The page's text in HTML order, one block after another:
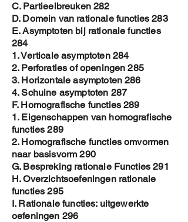
C. Partieelbreuken 282
D. Domein van rationale functies 283
E. Asymptoten bij rationale functies
284
1. Verticale asymptoten 284
2. Perforaties of openingen 285
3. Horizontale asymptoten 286
4. Schuine asymptoten 287
F. Homografische functies 289
1. Eigenschappen van homografische
functies 289
2. Homografische functies omvormen
naar basisvorm 290
G. Bespreking rationale Functies 291
H. Overzichtsoefeningen rationale
functies 295
I. Rationale functies: uitgewerkte
oefeningen 296